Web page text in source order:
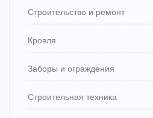
Строительство и ремонт
Кровля
Заборы и ограждения
Строительная техника